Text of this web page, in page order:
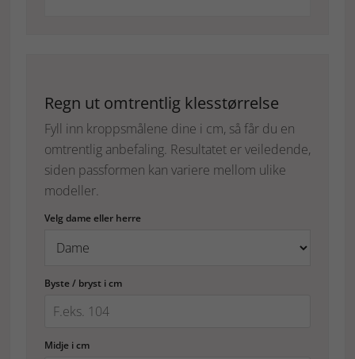
Regn ut omtrentlig klesstørrelse
Fyll inn kroppsmålene dine i cm, så får du en
omtrentlig anbefaling. Resultatet er veiledende,
siden passformen kan variere mellom ulike
modeller.
Velg dame eller herre
Byste / bryst i cm
Midje i cm